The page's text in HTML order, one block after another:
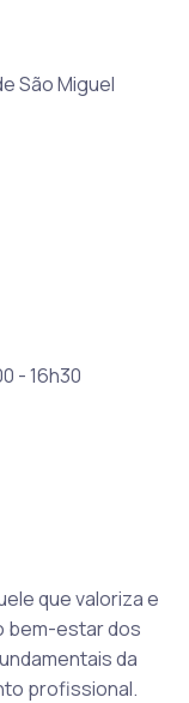
São Miguel
- 16h30
que valoriza e
bem-estar dos
da
profissional.